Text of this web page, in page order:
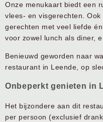
Onze menukaart biedt een
vlees- en visgerechten.
gerechten met veel liefde
voor zowel lunch als diner,
Benieuwd geworden naar
restaurant in Leende, op
Onbeperkt genieten in
Het bijzondere aan dit
per persoon (exclusief